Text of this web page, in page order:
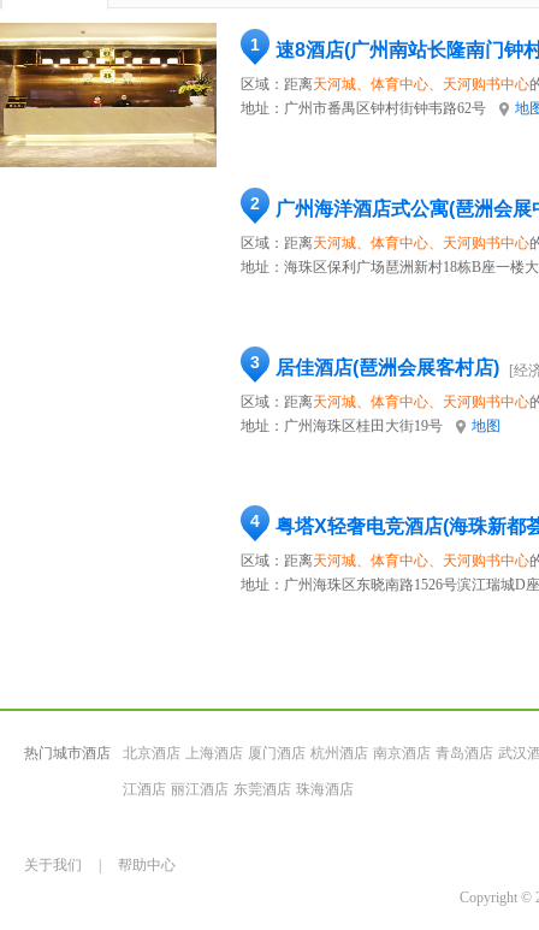
1 速8酒店(广州南站长隆南门钟
区域：距离天河城、体育中心、天河购书中心
地址： 广州市番禺区钟村街钟韦路62号 地
2 广州海洋酒店式公寓(琶洲会展
区域：距离天河城、体育中心、天河购书中心
地址： 海珠区保利广场琶洲新村18栋B座一楼
3 居佳酒店(琶洲会展客村店)
[经
区域：距离天河城、体育中心、天河购书中心
地址： 广州海珠区桂田大街19号 地图
4
区域：距离天河城、体育中心、天河购书中心
地址： 广州海珠区东晓南路1526号滨江瑞城D
热门城市酒店 北京酒店 上海酒店 厦门酒店 杭州酒店 南京酒店 青岛酒店 武汉
江酒店 丽江酒店 东莞酒店 珠海酒店
关于我们
帮助中心
Copyright ©